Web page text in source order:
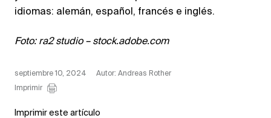
idiomas: alemán, español, francés e inglés.
Foto: ra2 studio – stock.adobe.com
septiembre 10, 2024
Autor: Andreas Rother
Imprimir
Imprimir este artículo